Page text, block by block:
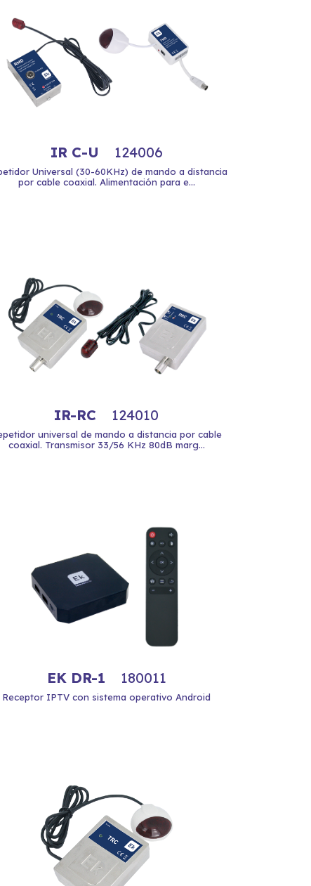
IR C-U 124006
Universal (30-60KHz) de mando a distancia
por cable coaxial. Alimentación para e...
IR-RC 124010
universal de mando a distancia por cable
coaxial. Transmisor 33/56 KHz 80dB marg...
EK DR-1 180011
Receptor IPTV con sistema operativo Android